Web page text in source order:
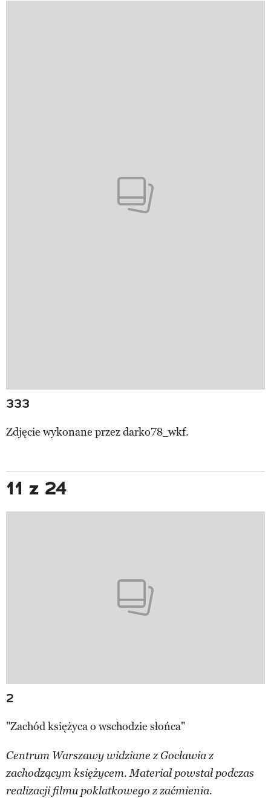
333
Zdjęcie wykonane przezdarko78_wkf.
11 z 24
2
"Zachód księżyca o wschodzie słońca"
Centrum Warszawy widziane z Gocławia z
zachodzącym księżycem. Materiał powstał podczas
realizacji filmu poklatkowego z zaćmienia.